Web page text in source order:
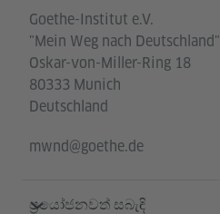
Goethe-Institut e.V.
"Mein Weg nach Deutschland"
Oskar-von-Miller-Ring 18
80333 Munich
Deutschland
mwnd@goethe.de
ප්‍රයෝජනවත් සබැඳි